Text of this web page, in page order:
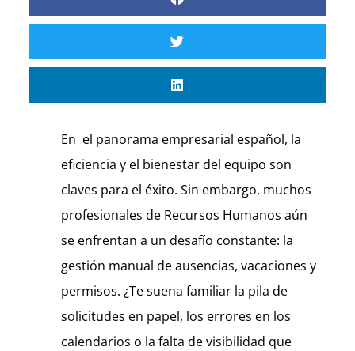
En el panorama empresarial español, la
eficiencia y el bienestar del equipo son
claves para el éxito. Sin embargo, muchos
profesionales de Recursos Humanos aún
se enfrentan a un desafío constante: la
gestión manual de ausencias, vacaciones y
permisos. ¿Te suena familiar la pila de
solicitudes en papel, los errores en los
calendarios o la falta de visibilidad que